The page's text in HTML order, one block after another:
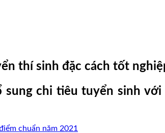
thí sinh đặc cách tốt
sung chi tiêu tuyển sinh
chuẩn năm 2021